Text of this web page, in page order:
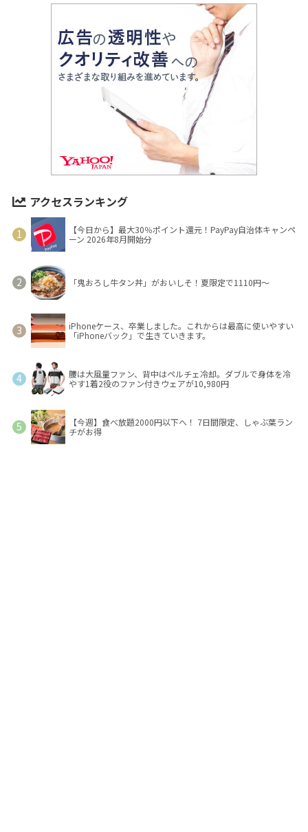
アクセスランキング
【今日から】最大30％ポイント還元！PayPay自治体キャンペ
ーン 2026年8月開始分
「鬼おろし牛タン丼」がおいしそ！夏限定で1110円～
iPhoneケース、卒業しました。これからは最高に使いやすい
「iPhoneバック」で生きていきます。
腰は大風量ファン、背中はペルチェ冷却。ダブルで身体を冷
やす1着2役のファン付きウェアが10,980円
【今週】食べ放題2000円以下へ！ 7日間限定、しゃぶ葉ラン
チがお得